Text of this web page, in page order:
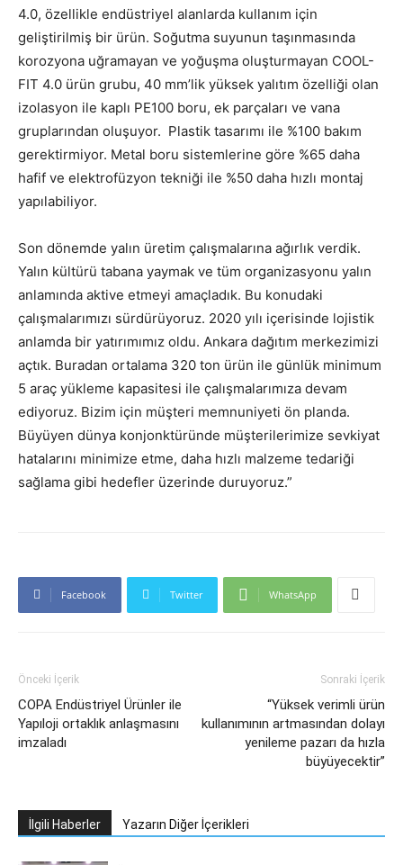
4.0, özellikle endüstriyel alanlarda kullanım için
geliştirilmiş bir ürün. Soğutma suyunun taşınmasında
korozyona uğramayan ve yoğuşma oluşturmayan COOL-
FIT 4.0 ürün grubu, 40 mm’lik yüksek yalıtım özelliği olan
izolasyon ile kaplı PE100 boru, ek parçaları ve vana
gruplarından oluşuyor. Plastik tasarımı ile %100 bakım
gerektirmiyor. Metal boru sistemlerine göre %65 daha
hafif ve elektrofüzyon tekniği ile %50 daha hızlı montaj
yapılabiliyor.
Son dönemde yalın üretim çalışmalarına ağırlık verdik.
Yalın kültürü tabana yaymak ve tüm organizasyonu yalın
anlamında aktive etmeyi amaçladık. Bu konudaki
çalışmalarımızı sürdürüyoruz. 2020 yılı içerisinde lojistik
anlamda bir yatırımımız oldu. Ankara dağıtım merkezimizi
açtık. Buradan ortalama 320 ton ürün ile günlük minimum
5 araç yükleme kapasitesi ile çalışmalarımıza devam
ediyoruz. Bizim için müşteri memnuniyeti ön planda.
Büyüyen dünya konjonktüründe müşterilerimize sevkiyat
hatalarını minimize etme, daha hızlı malzeme tedariği
sağlama gibi hedefler üzerinde duruyoruz.”
Facebook Twitter WhatsApp
Önceki İçerik
COPA Endüstriyel Ürünler ile
Yapıloji ortaklık anlaşmasını
imzaladı
Sonraki İçerik
“Yüksek verimli ürün
kullanımının artmasından dolayı
yenileme pazarı da hızla
büyüyecektir”
İlgili Haberler Yazarın Diğer İçerikleri